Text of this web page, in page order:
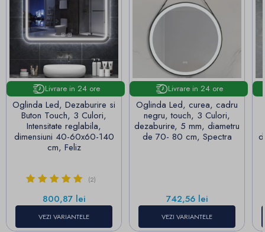
Livrare in 24 ore
Oglinda Led, Dezaburire si
Buton Touch, 3 Culori,
Intensitate reglabila,
dimensiuni 40-60x60-140
cm, Feliz
(2)
Pret
800,87 lei
VEZI VARIANTELE
Livrare in 24 ore
Oglinda Led, curea, cadru
negru, touch, 3 Culori,
dezaburire, 5 mm, diametru
de 70- 80 cm, Spectra
Pret
742,56 lei
VEZI VARIANTELE